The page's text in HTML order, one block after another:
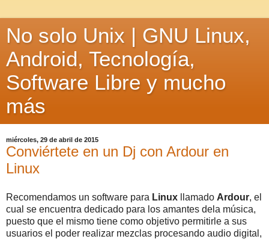
No solo Unix | GNU Linux,
Android, Tecnología,
Software Libre y mucho
más
miércoles, 29 de abril de 2015
Conviértete en un Dj con Ardour en
Linux
Recomendamos un software para Linux llamado Ardour, el
cual se encuentra dedicado para los amantes dela música,
puesto que el mismo tiene como objetivo permitirle a sus
usuarios el poder realizar mezclas procesando audio digital,